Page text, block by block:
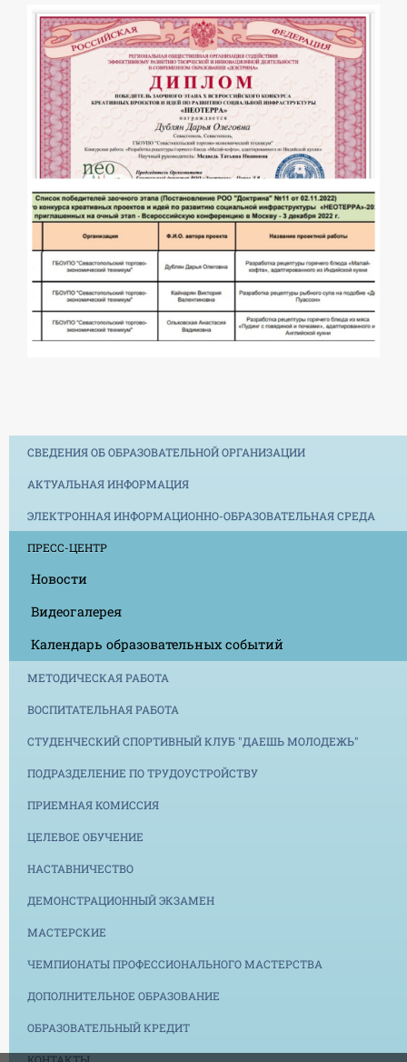
СВЕДЕНИЯ ОБ ОБРАЗОВАТЕЛЬНОЙ ОРГАНИЗАЦИИ
АКТУАЛЬНАЯ ИНФОРМАЦИЯ
ЭЛЕКТРОННАЯ ИНФОРМАЦИОННО-ОБРАЗОВАТЕЛЬНАЯ СРЕДА
ПРЕСС-ЦЕНТР
Новости
Видеогалерея
Календарь образовательных событий
МЕТОДИЧЕСКАЯ РАБОТА
ВОСПИТАТЕЛЬНАЯ РАБОТА
СТУДЕНЧЕСКИЙ СПОРТИВНЫЙ КЛУБ "ДАЕШЬ МОЛОДЕЖЬ"
ПОДРАЗДЕЛЕНИЕ ПО ТРУДОУСТРОЙСТВУ
ПРИЕМНАЯ КОМИССИЯ
ЦЕЛЕВОЕ ОБУЧЕНИЕ
НАСТАВНИЧЕСТВО
ДЕМОНСТРАЦИОННЫЙ ЭКЗАМЕН
МАСТЕРСКИЕ
ЧЕМПИОНАТЫ ПРОФЕССИОНАЛЬНОГО МАСТЕРСТВА
ДОПОЛНИТЕЛЬНОЕ ОБРАЗОВАНИЕ
ОБРАЗОВАТЕЛЬНЫЙ КРЕДИТ